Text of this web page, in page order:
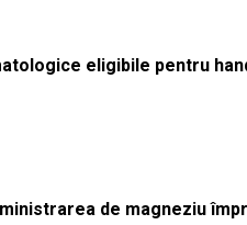
eligibile pentru
de magneziu